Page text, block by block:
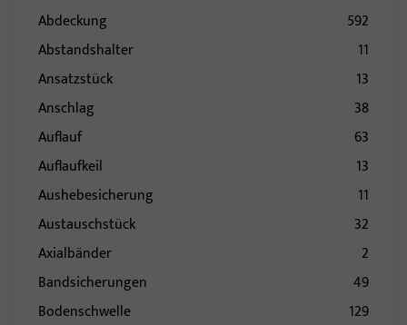
Abdeckung
592
Abstandshalter
11
Ansatzstück
13
Anschlag
38
Auflauf
63
Auflaufkeil
13
Aushebesicherung
11
Austauschstück
32
Axialbänder
2
Bandsicherungen
49
Bodenschwelle
129